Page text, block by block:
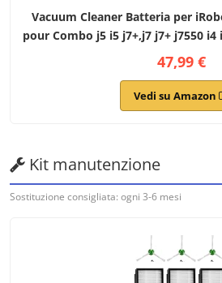
Vacuum Cleaner Batteria per
pour Combo j5 i5 j7+,j7 j7+ j7550 i4
i8 i8+ i8550,pour Roomba e5 e6
Replacement for ABL-
47,99 €
Vedi su Amazon
Kit manutenzione
Sostituzione consigliata: ogni 3-6 mesi